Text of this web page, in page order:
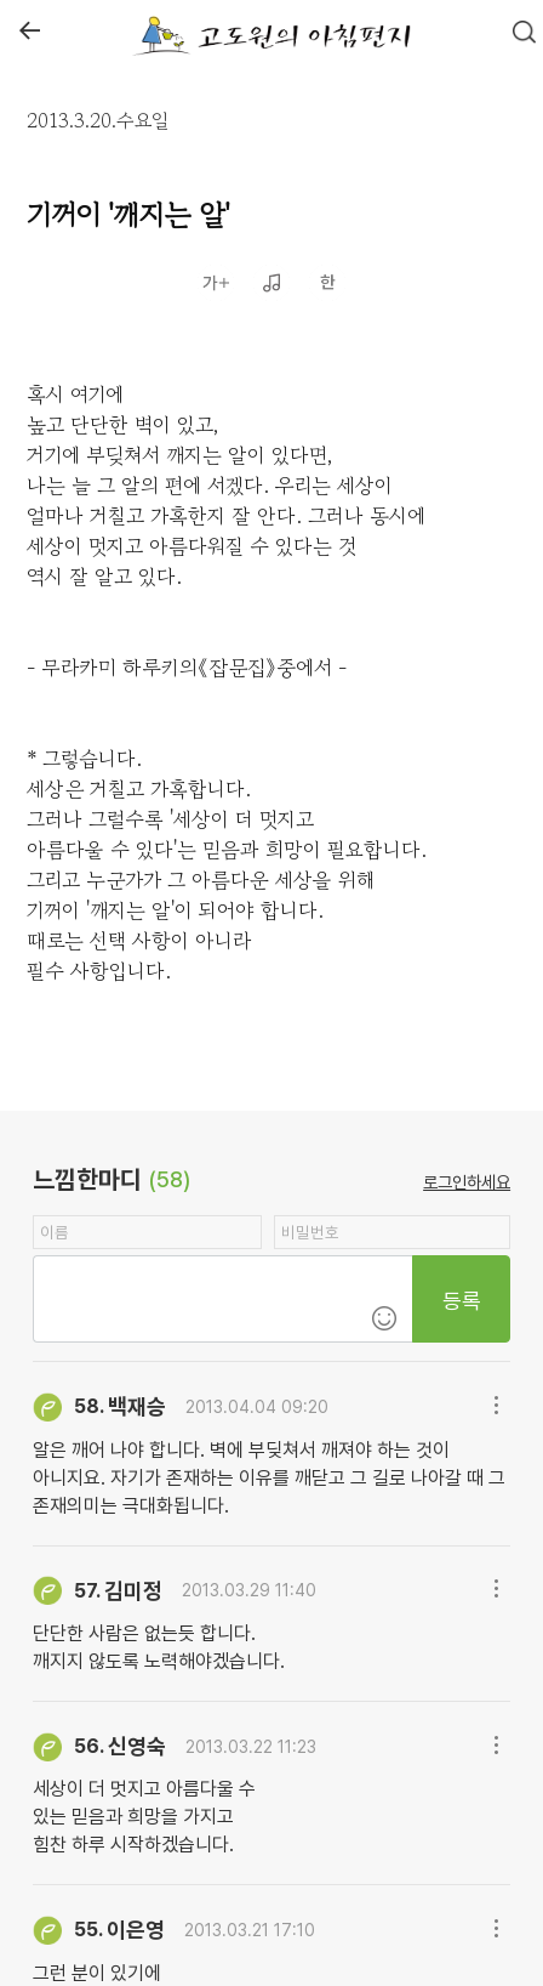
←
2013.3.20.수요일
기꺼이 '깨지는 알'
혹시 여기에
높고 단단한 벽이 있고,
거기에 부딪쳐서 깨지는 알이 있다면,
나는 늘 그 알의 편에 서겠다. 우리는 세상이
얼마나 거칠고 가혹한지 잘 안다. 그러나 동시에
세상이 멋지고 아름다워질 수 있다는 것
역시 잘 알고 있다.
- 무라카미 하루키의《잡문집》중에서 -
* 그렇습니다.
세상은 거칠고 가혹합니다.
그러나 그럴수록 '세상이 더 멋지고
아름다울 수 있다'는 믿음과 희망이 필요합니다.
그리고 누군가가 그 아름다운 세상을 위해
기꺼이 '깨지는 알'이 되어야 합니다.
때로는 선택 사항이 아니라
필수 사항입니다.
느낌한마디 (58) 로그인하세요
등록
58. 백재승 2013.04.04 09:20
알은 깨어 나야 합니다. 벽에 부딪쳐서 깨져야 하는 것이
아니지요. 자기가 존재하는 이유를 깨닫고 그 길로 나아갈 때 그
존재의미는 극대화됩니다.
57.김미정 2013.03.29 11:40
단단한 사람은 없는듯 합니다.
깨지지 않도록 노력해야겠습니다.
56.신영숙 2013.03.22 11:23
세상이 더 멋지고 아름다울 수
있는 믿음과 희망을 가지고
힘찬 하루 시작하겠습니다.
55. 이은영 2013.03.21 17:10
그런 분이 있기에